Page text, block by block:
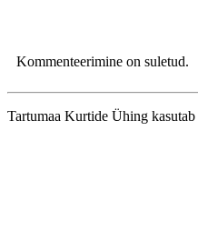
Kommenteerimine on suletud.
Tartumaa Kurtide Ühing kasutab